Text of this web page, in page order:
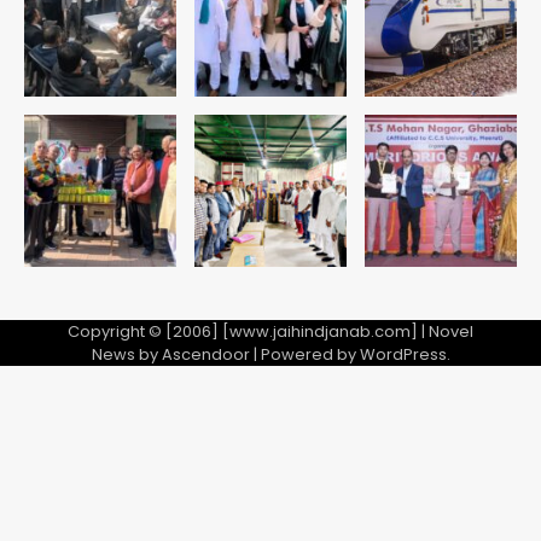
5
पर तेज रफ्तार कार ने ली पति-पत्नी की जान,
गांव में मातम
Avinash Kumar
Copyright © [2006] [www.jaihindjanab.com] | Novel
News byAscendoor| Powered byWordPress.